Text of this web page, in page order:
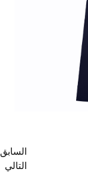
السابق
التالي